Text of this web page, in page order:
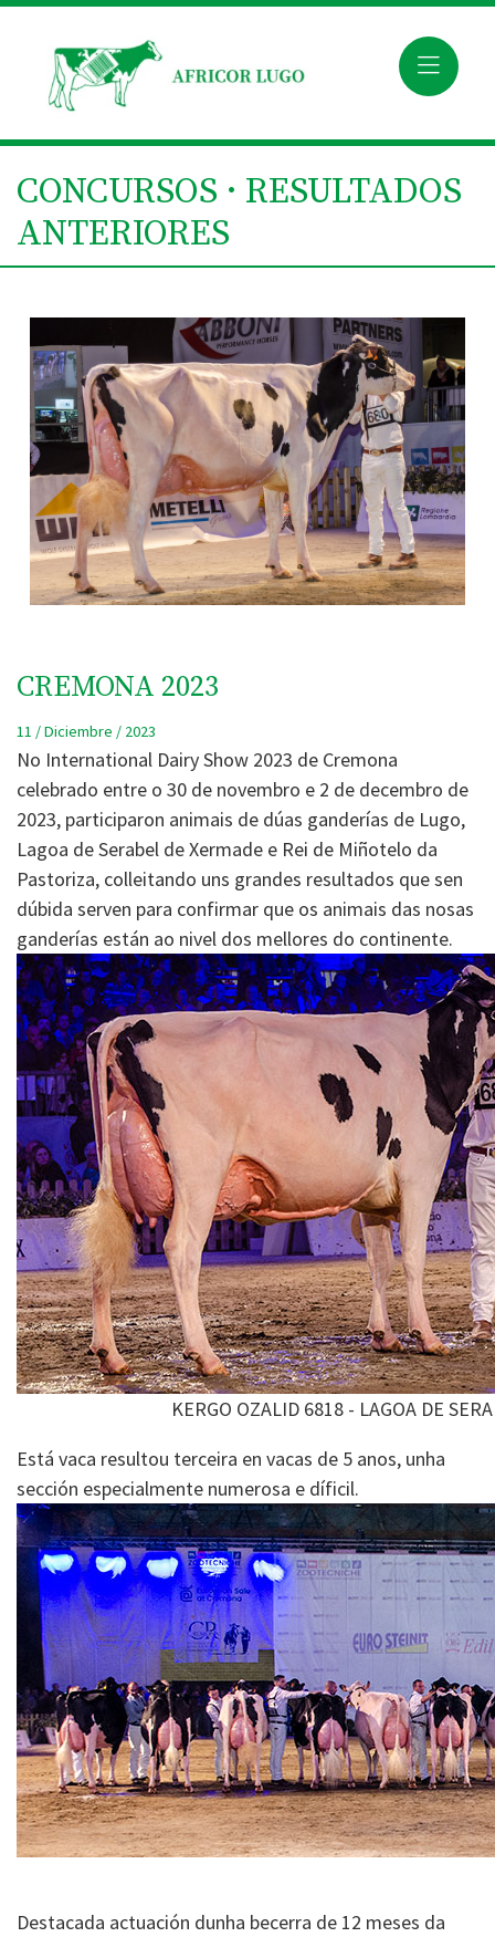
CONCURSOS · RESULTADOS
ANTERIORES
CREMONA 2023
11 / Diciembre / 2023
No International Dairy Show 2023 de Cremona
celebrado entre o 30 de novembro e 2 de decembro de
2023, participaron animais de dúas ganderías de Lugo,
Lagoa de Serabel de Xermade e Rei de Miñotelo da
Pastoriza, colleitando uns grandes resultados que sen
dúbida serven para confirmar que os animais das nosas
ganderías están ao nivel dos mellores do continente.
KERGO OZALID 6818 - LAGOA DE
Está vaca resultou terceira en vacas de 5 anos, unha
sección especialmente numerosa e díficil.
Destacada actuación dunha becerra de 12 meses da